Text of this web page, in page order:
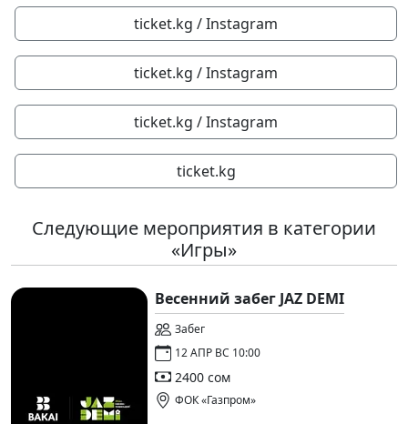
ticket.kg / Instagram
ticket.kg / Instagram
ticket.kg / Instagram
ticket.kg
Следующие мероприятия в категории
«Игры»
Весенний забег JAZ DEMI
Забег
12 АПР ВС 10:00
2400 сом
ФОК «Газпром»